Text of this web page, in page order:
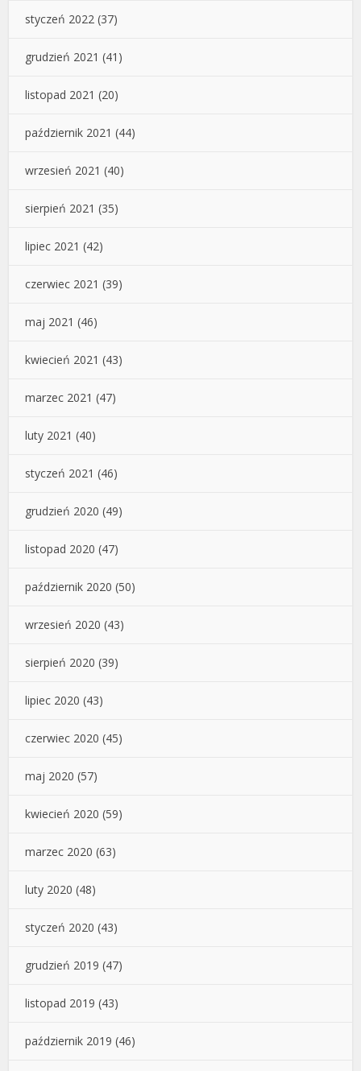
styczeń 2022 (37)
grudzień 2021 (41)
listopad 2021 (20)
październik 2021 (44)
wrzesień 2021 (40)
sierpień 2021 (35)
lipiec 2021 (42)
czerwiec 2021 (39)
maj 2021 (46)
kwiecień 2021 (43)
marzec 2021 (47)
luty 2021 (40)
styczeń 2021 (46)
grudzień 2020 (49)
listopad 2020 (47)
październik 2020 (50)
wrzesień 2020 (43)
sierpień 2020 (39)
lipiec 2020 (43)
czerwiec 2020 (45)
maj 2020 (57)
kwiecień 2020 (59)
marzec 2020 (63)
luty 2020 (48)
styczeń 2020 (43)
grudzień 2019 (47)
listopad 2019 (43)
październik 2019 (46)